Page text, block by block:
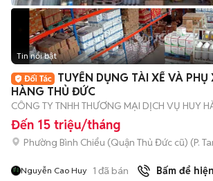
Tin nổi bật
TUYỂN DỤNG TÀI XẾ VÀ PHỤ
HÀNG THỦ ĐỨC
CÔNG TY TNHH THƯƠNG MẠI DỊCH VỤ HUY
Đến 15 triệu/tháng
Phường Bình Chiểu (Quận Thủ Đức cũ) (P.
Nguyễn Cao Huy 1 đã bán Bấm để